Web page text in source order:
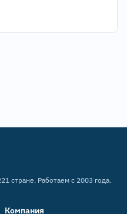
стране. Работаем с 2003 года.
Компания